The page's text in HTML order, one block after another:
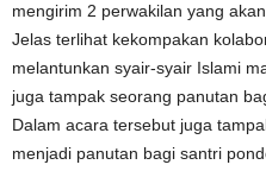
mengirim 2 perwakilan yang
Jelas terlihat kekompakan
melantunkan syair-syair Islami
juga tampak seorang panutan
Dalam acara tersebut juga
menjadi panutan bagi santri